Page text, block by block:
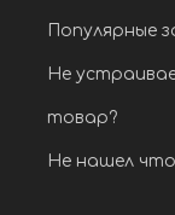
Популярные
Не
товар?
Не нашел что